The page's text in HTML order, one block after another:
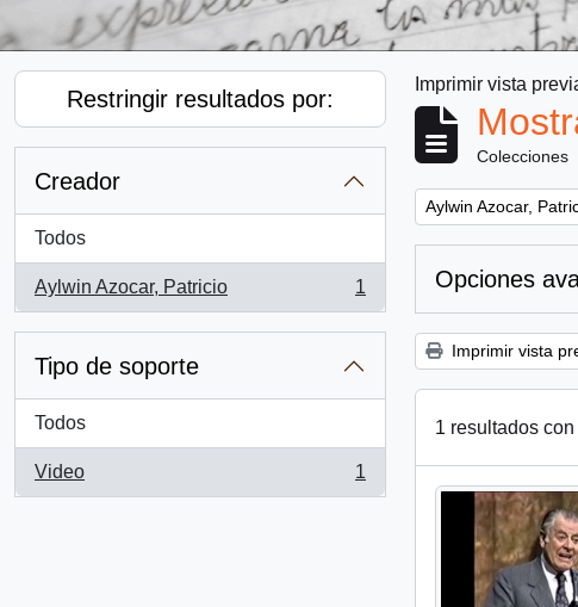
Restringir resultados por:
Creador
Todos
Aylwin Azocar, Patricio
, 1 resultados
1
Tipo de soporte
Todos
Video
, 1 resultados
1
Imprimir vista
Colecciones
Remove filter:
Aylwin Azocar,
Opciones
Imprimir vista
1 resultados